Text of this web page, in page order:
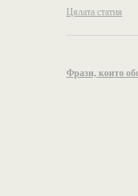
Цялата статия
Фрази, които